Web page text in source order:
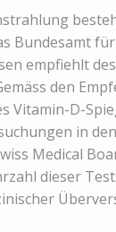
Bundesamt für
empfiehlt
den
Vitamin-D-
in
Medical
dieser